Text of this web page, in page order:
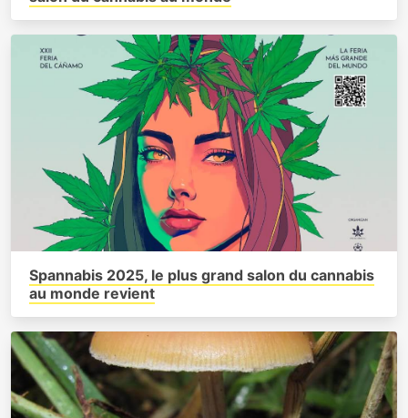
Spannabis 2025, le plus grand salon du cannabis
au monde revient